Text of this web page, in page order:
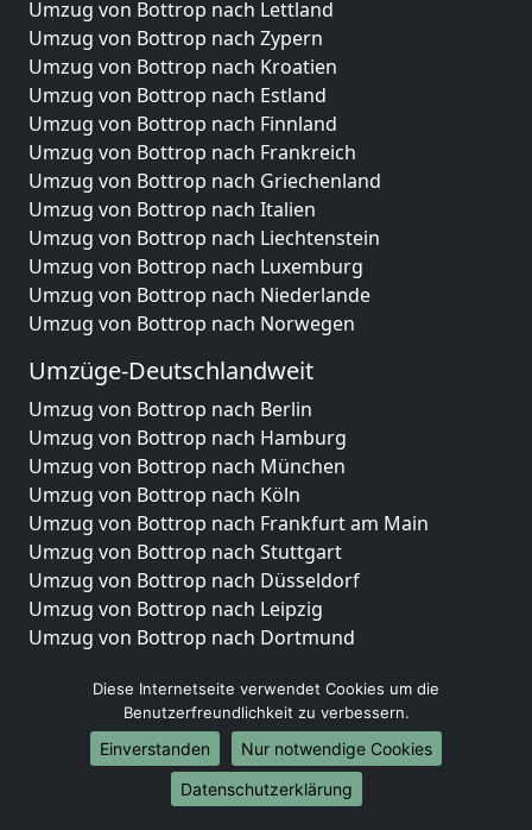
Umzug von Bottrop nach Lettland
Umzug von Bottrop nach Zypern
Umzug von Bottrop nach Kroatien
Umzug von Bottrop nach Estland
Umzug von Bottrop nach Finnland
Umzug von Bottrop nach Frankreich
Umzug von Bottrop nach Griechenland
Umzug von Bottrop nach Italien
Umzug von Bottrop nach Liechtenstein
Umzug von Bottrop nach Luxemburg
Umzug von Bottrop nach Niederlande
Umzug von Bottrop nach Norwegen
Umzüge-Deutschlandweit
Umzug von Bottrop nach Berlin
Umzug von Bottrop nach Hamburg
Umzug von Bottrop nach München
Umzug von Bottrop nach Köln
Umzug von Bottrop nach Frankfurt am Main
Umzug von Bottrop nach Stuttgart
Umzug von Bottrop nach Düsseldorf
Umzug von Bottrop nach Leipzig
Umzug von Bottrop nach Dortmund
Umzug von Bottrop nach Bremen
Umzug von Bottrop nach Dresden
Umzug von Bottrop nach Hannover
Umzug von Bottrop nach Nürnberg
Umzug von Bottrop nach Duisburg
Diese Internetseite verwendet Cookies um die
Benutzerfreundlichkeit zu verbessern.
Einverstanden
Nur notwendige Cookies
Datenschutzerklärung